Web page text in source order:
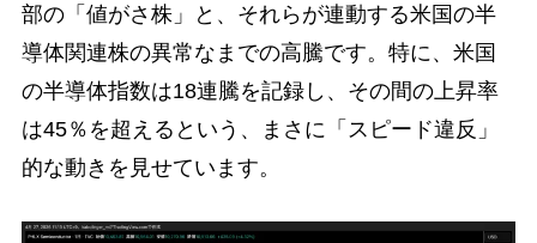
部の「値がさ株」と、それらが連動する米国の半
導体関連株の異常なまでの高騰です。特に、米国
の半導体指数は18連騰を記録し、その間の上昇率
は45％を超えるという、まさに「スピード違反」
的な動きを見せています。